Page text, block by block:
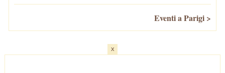
Eventi a Parigi >
x